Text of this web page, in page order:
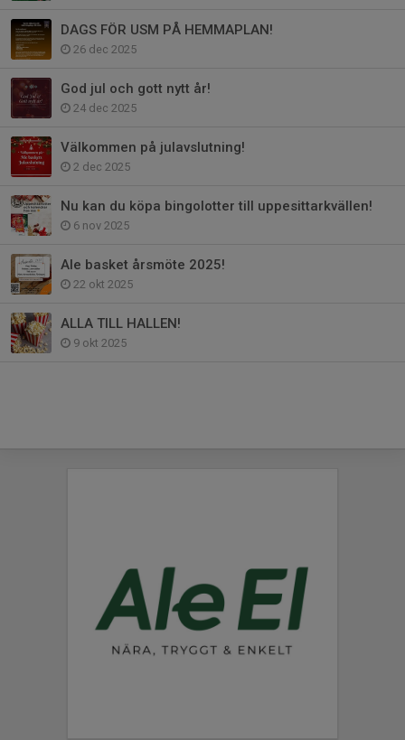
DAGS FÖR USM PÅ HEMMAPLAN!
26 dec 2025
God jul och gott nytt år!
24 dec 2025
Välkommen på julavslutning!
2 dec 2025
Nu kan du köpa bingolotter till uppesittarkvällen!
6 nov 2025
Ale basket årsmöte 2025!
22 okt 2025
ALLA TILL HALLEN!
9 okt 2025